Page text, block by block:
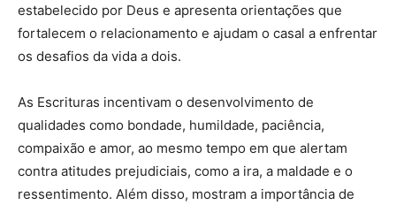
estabelecido por Deus e apresenta orientações que
fortalecem o relacionamento e ajudam o casal a enfrentar
os desafios da vida a dois.
As Escrituras incentivam o desenvolvimento de
qualidades como bondade, humildade, paciência,
compaixão e amor, ao mesmo tempo em que alertam
contra atitudes prejudiciais, como a ira, a maldade e o
ressentimento. Além disso, mostram a importância de